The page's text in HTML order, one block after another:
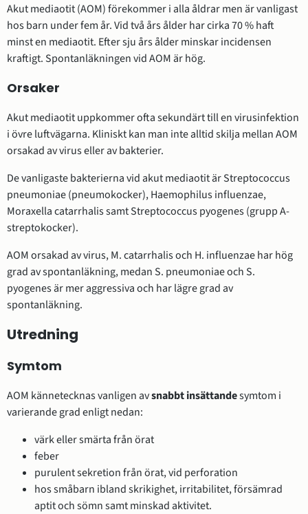
Akut mediaotit (AOM) förekommer i alla åldrar men är vanligast
hos barn under fem år. Vid två års ålder har cirka 70 % haft
minst en mediaotit. Efter sju års ålder minskar incidensen
kraftigt. Spontanläkningen vid AOM är hög.
Orsaker
Akut mediaotit uppkommer ofta sekundärt till en virusinfektion
i övre luftvägarna. Kliniskt kan man inte alltid skilja mellan AOM
orsakad av virus eller av bakterier.
De vanligaste bakterierna vid akut mediaotit är Streptococcus
pneumoniae (pneumokocker), Haemophilus influenzae,
Moraxella catarrhalis samt Streptococcus pyogenes (grupp A-
streptokocker).
AOM orsakad av virus, M. catarrhalis och H. influenzae har hög
grad av spontanläkning, medan S. pneumoniae och S.
pyogenes är mer aggressiva och har lägre grad av
spontanläkning.
Utredning
Symtom
AOM kännetecknas vanligen avsnabbt insättandesymtom i
varierande grad enligt nedan:
värk eller smärta från örat
feber
purulent sekretion från örat, vid perforation
hos småbarn ibland skrikighet, irritabilitet, försämrad
aptit och sömn samt minskad aktivitet.